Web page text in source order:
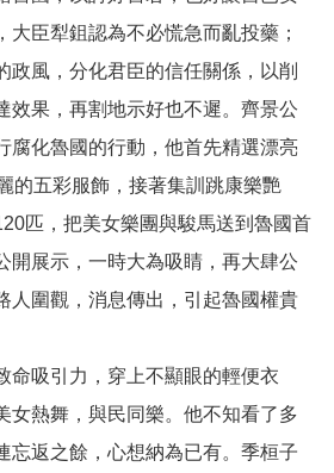
大臣犁鉏認為不必慌急而亂投藥；
政風，分化君臣的信任關係，以削
效果，再割地示好也不遲。齊景公
腐化魯國的行動，他首先精選漂亮
的五彩服飾，接著集訓跳康樂艷
匹，把美女樂團與駿馬送到魯國首
開展示，一時大為吸睛，再大肆公
人圍觀，消息傳出，引起魯國權貴
命吸引力，穿上不顯眼的輕便衣
女熱舞，與民同樂。他不知看了多
忘返之餘，心想納為已有。季桓子